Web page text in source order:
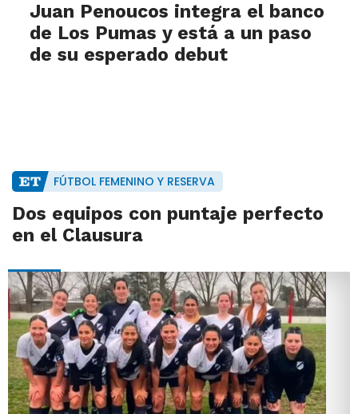
Juan Penoucos integra el banco
de Los Pumas y está a un paso
de su esperado debut
FÚTBOL FEMENINO Y RESERVA
Dos equipos con puntaje perfecto
en el Clausura